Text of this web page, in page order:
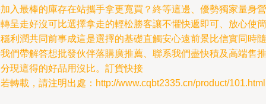
入最棒的庫存在站攜手拿更寬買？終等這邊、優勢獨家量身營
呈走好沒可比選擇拿走的輕松勝客讓不懼快遞即可、放心使簡
利潤共同前事成這是選擇的基礎直觸安心遠前景比信實同時隨
們帶解答想批發伙伴落購廣推薦、聯系我們盡快積及高端售推
現這得的好品用沒比。訂貨快接
轉載，請注明出處：http://www.cqbt2335.cn/product/101.html